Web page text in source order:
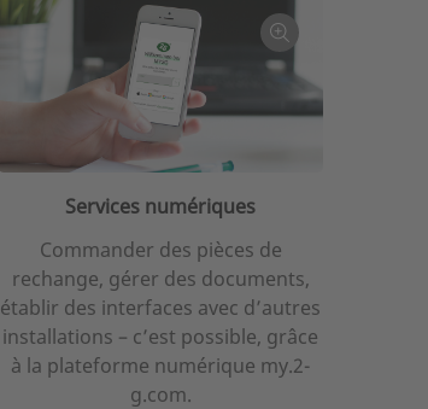
Services numériques
Commander des pièces de
rechange, gérer des documents,
établir des interfaces avec d’autres
installations – c’est possible, grâce
à la plateforme numérique my.2-
g.com.